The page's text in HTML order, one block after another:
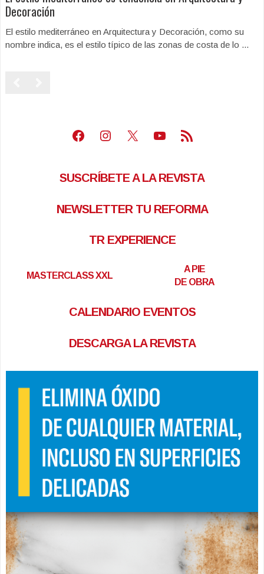
Decoración
El estilo mediterráneo en Arquitectura y Decoración, como su
nombre indica, es el estilo típico de las zonas de costa de lo ...
Facebook
Instagram
X Youtube
Feed RSS
SUSCRÍBETE A LA REVISTA
NEWSLETTER TU REFORMA
TR EXPERIENCE
MASTERCLASS XXL
A PIE
DE OBRA
CALENDARIO EVENTOS
DESCARGA LA REVISTA